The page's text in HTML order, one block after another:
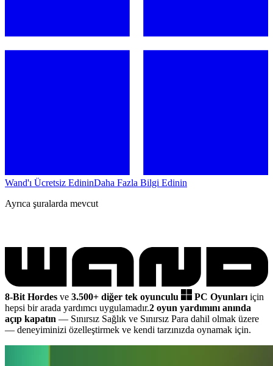
Wand'ı Ücretsiz EdininDaha Fazla Bilgi Edinin
Ayrıca şuralarda mevcut
8-Bit Hordes ve 3.500+ diğer tek oyunculu PC Oyunları için
hepsi bir arada yardımcı uygulamadır.2 oyun yardımını anında
açıp kapatın — Sınırsız Sağlık ve Sınırsız Para dahil olmak üzere
— deneyiminizi özelleştirmek ve kendi tarzınızda oynamak için.